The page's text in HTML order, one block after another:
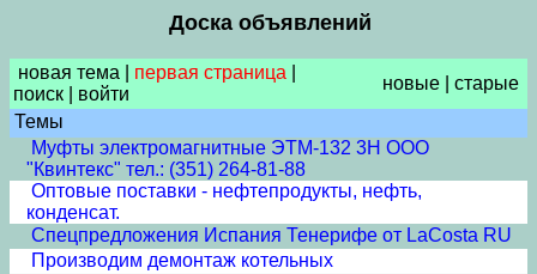
Доска объявлений
новая тема первая страница
поиск
войти
новые
старые
Темы
Муфты электромагнитные ЭТМ-132 3Н ООО
"Квинтекс" тел.: (351) 264-81-88
Оптовые поставки - нефтепродукты, нефть,
конденсат.
Спецпредложения Испания Тенерифе от LaCosta RU
Производим демонтаж котельных